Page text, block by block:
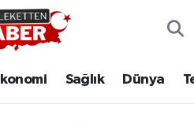
Sağlık Dünya